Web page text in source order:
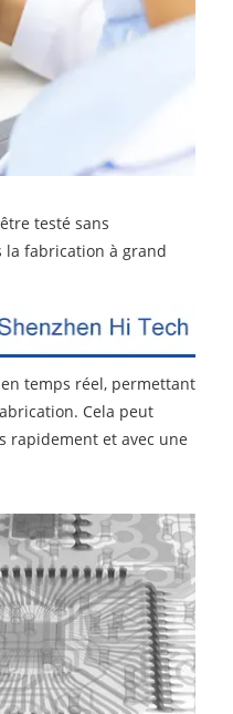
testé sans
la fabrication à grand
temps réel, permettant
Cela peut
rapidement et avec une